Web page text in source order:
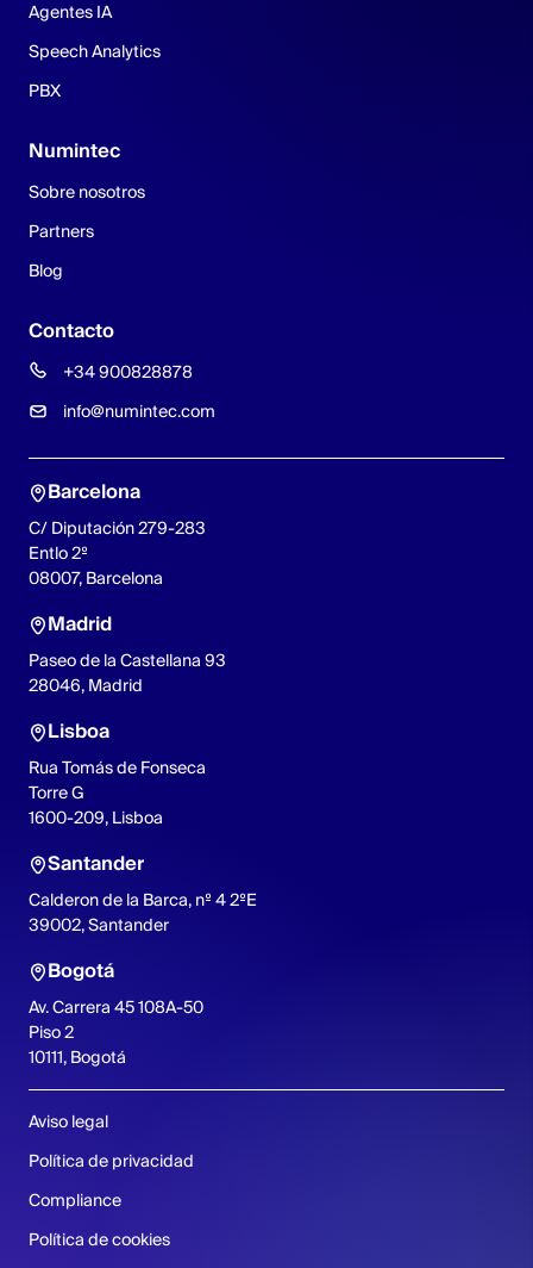
Agentes IA
Speech Analytics
PBX
Numintec
Sobre nosotros
Partners
Blog
Contacto
+34 900828878
info@numintec.com
Barcelona
C/ Diputación 279-283
Entlo 2º
08007, Barcelona
Madrid
Paseo de la Castellana 93
28046, Madrid
Lisboa
Rua Tomás de Fonseca
Torre G
1600-209, Lisboa
Santander
Calderon de la Barca, nº 4 2ºE
39002, Santander
Bogotá
Av. Carrera 45 108A-50
Piso 2
10111, Bogotá
Aviso legal
Política de privacidad
Compliance
Política de cookies